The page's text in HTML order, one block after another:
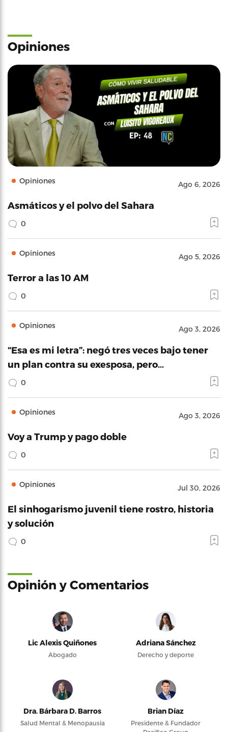
Opiniones
Opiniones Ago 6, 2026
Asmáticos y el polvo del Sahara
0
Opiniones Ago 5, 2026
Terror a las 10 AM
0
Opiniones Ago 3, 2026
“Esa es mi letra”: negó tres veces bajo tener
un plan contra su exesposa, pero…
0
Opiniones Ago 3, 2026
Voy a Trump y pago doble
0
Opiniones Jul 30, 2026
El sinhogarismo juvenil tiene rostro, historia
y solución
0
Opinión y Comentarios
Lic Alexis Quiñones
Abogado
Adriana Sánchez
Derecho y deporte
Dra. Bárbara D. Barros
Salud Mental & Menopausia
Brian Díaz
Presidente & Fundador